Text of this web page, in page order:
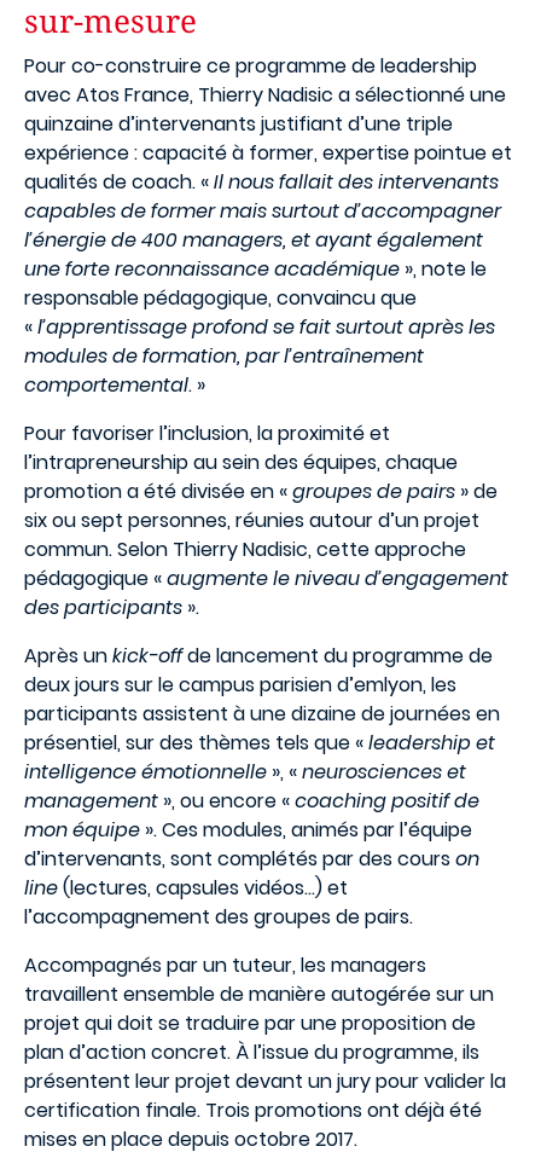
sur-mesure
Pour co-construire ce programme de leadership
avec Atos France, Thierry Nadisic a sélectionné une
quinzaine d’intervenants justifiant d’une triple
expérience : capacité à former, expertise pointue et
qualités de coach. «Il nous fallait des intervenants
capables de former mais surtout d’accompagner
l’énergie de 400 managers, et ayant également
une forte reconnaissance académique », note le
responsable pédagogique, convaincu que
«l’apprentissage profond se fait surtout après les
modules de formation, par l’entraînement
comportemental. »
Pour favoriser l’inclusion, la proximité et
l’intrapreneurship au sein des équipes, chaque
promotion a été divisée en «groupes de pairs » de
six ou sept personnes, réunies autour d’un projet
commun. Selon Thierry Nadisic, cette approche
pédagogique «augmente le niveau d’engagement
des participants ».
Après unkick-offde lancement du programme de
deux jours sur le campus parisien d’emlyon, les
participants assistent à une dizaine de journées en
présentiel, sur des thèmes tels que «leadership et
intelligence émotionnelle », «neurosciences et
management », ou encore «coaching positif de
mon équipe ». Ces modules, animés par l’équipe
d’intervenants, sont complétés par des courson
line(lectures, capsules vidéos…) et
l’accompagnement des groupes de pairs.
Accompagnés par un tuteur, les managers
travaillent ensemble de manière autogérée sur un
projet qui doit se traduire par une proposition de
plan d’action concret. À l’issue du programme, ils
présentent leur projet devant un jury pour valider la
certification finale. Trois promotions ont déjà été
mises en place depuis octobre 2017.